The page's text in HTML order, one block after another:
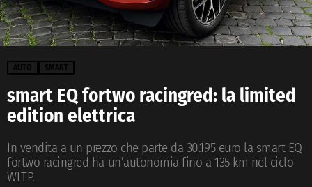
AUTO SMART
smart EQ fortwo racingred: la limited
edition elettrica
In vendita a un prezzo che parte da 30.195 euro la smart EQ
fortwo racingred ha un’autonomia fino a 135 km nel ciclo
WLTP.